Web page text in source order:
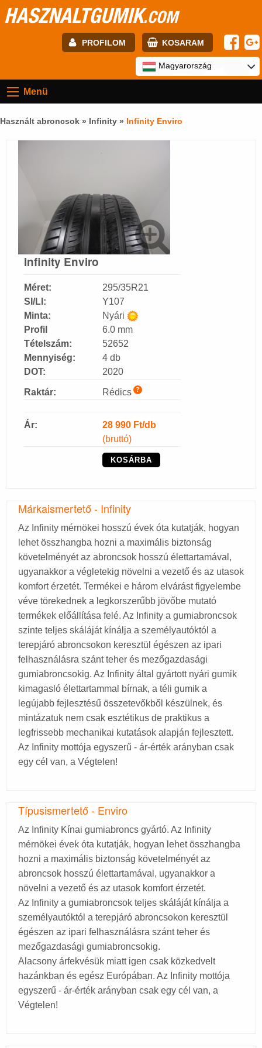
HASZNALTGUMIK.COM
PROFILOM KOSARAM
Jelszó:
Magyarország
Menü
Használt abroncsok » Infinity » Infinity Enviro
Infinity Enviro
Méret:
SI/LI:
Minta:
Profil
Tételszám:
Mennyiség:
DOT:
295/35R21
Y107
Nyári
6.0 mm
52652
4 db
2020
Raktár: Rédics ?
Ár: 28 990 Ft/db
(bruttó)
KOSÁRBA
Márkaismertető - Infinity
Az Infinity mérnökei hosszú évek óta kutatják, hogyan
lehet összhangba hozni a maximális biztonság
követelményét az abroncsok hosszú élettartamával,
ugyanakkor a végletekig növelni a vezető és az utasok
komfort érzetét. Termékei e három elvárást figyelembe
véve törekednek a legkorszerűbb jövőbe mutató
termékek előállítása felé. Az Infinity a gumiabroncsok
szinte teljes skáláját kínálja a személyautóktól a
terepjáró abroncsokon keresztül égészen az ipari
felhasználásra szánt teher és mezőgazdasági
gumiabroncsokig. Az Infinity által gyártott nyári gumik
kimagasló élettartammal bírnak, a téli gumik a
legújabb fejlesztésű összetevőkből készülnek, és
mintázatuk nem csak esztétikus de praktikus a
legfrissebb mechanikai kutatások alapján fejlesztett.
Az Infinity mottója egyszerű - ár-érték arányban csak
egy cél van, a Végtelen!
Típusismertető - Enviro
Az Infinity Kínai gumiabroncs gyártó. Az Infinity
mérnökei évek óta kutatják, hogyan lehet összhangba
hozni a maximális biztonság követelményét az
abroncsok hosszú élettartamával, ugyanakkor a
növelni a vezető és az utasok komfort érzetét.
Az Infinity a gumiabroncsok teljes skáláját kínálja a
személyautóktól a terepjáró abroncsokon keresztül
égészen az ipari felhasználásra szánt teher és
mezőgazdasági gumiabroncsokig.
Alacsony árfekvésük miatt igen csak közkedvelt
hazánkban és egész Európában. Az Infinity mottója
egyszerű - ár-érték arányban csak egy cél van, a
Végtelen!